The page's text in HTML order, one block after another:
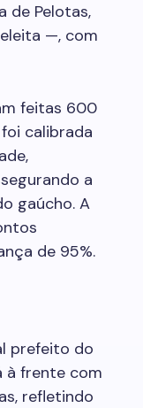
de Pelotas,
—, com
feitas 600
calibrada
a
gaúcho. A
de 95%.
prefeito do
à frente com
refletindo